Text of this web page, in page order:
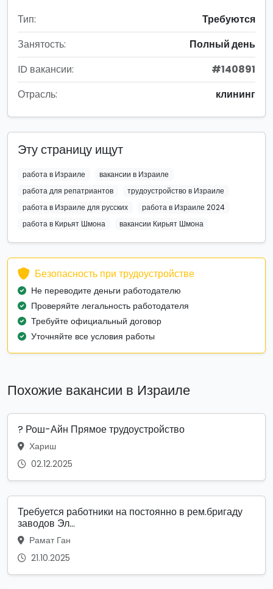
Тип:
Требуются
Занятость:
Полный день
ID вакансии:
#140891
Отрасль:
клининг
Эту страницу ищут
работа в Израиле
вакансии в Израиле
работа для репатриантов
трудоустройство в Израиле
работа в Израиле для русских
работа в Израиле 2024
работа в Кирьят Шмона
вакансии Кирьят Шмона
Безопасность при трудоустройстве
Не переводите деньги работодателю
Проверяйте легальность работодателя
Требуйте официальный договор
Уточняйте все условия работы
Похожие вакансии в Израиле
? Рош-Айн Прямое трудоустройство
Хариш
02.12.2025
Требуется работники на постоянно в рем.бригаду
заводов Эл...
Рамат Ган
21.10.2025